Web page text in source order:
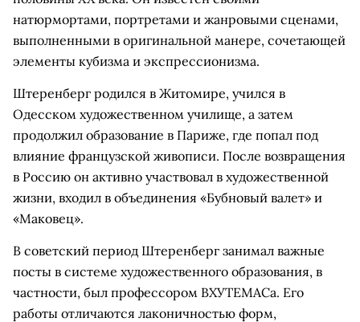
натюрмортами, портретами и жанровыми сценами,
выполненными в оригинальной манере, сочетающей
элементы кубизма и экспрессионизма.
Штеренберг родился в Житомире, учился в
Одесском художественном училище, а затем
продолжил образование в Париже, где попал под
влияние французской живописи. После возвращения
в Россию он активно участвовал в художественной
жизни, входил в объединения «Бубновый валет» и
«Маковец».
В советский период Штеренберг занимал важные
посты в системе художественного образования, в
частности, был профессором ВХУТЕМАСа. Его
работы отличаются лаконичностью форм,